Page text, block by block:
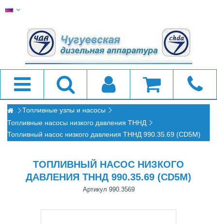
Топливные узлы и насосы
Топливные насосы низкого давления ТННД
Топливный насос низкого давления ТННД 990.35.69 (СD5M)
ТОПЛИВНЫЙ НАСОС НИЗКОГО
ДАВЛЕНИЯ ТННД 990.35.69 (СD5M)
Артикул 990.3569